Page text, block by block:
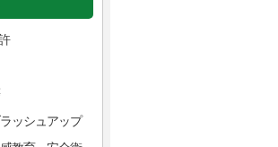
ッシュアップ